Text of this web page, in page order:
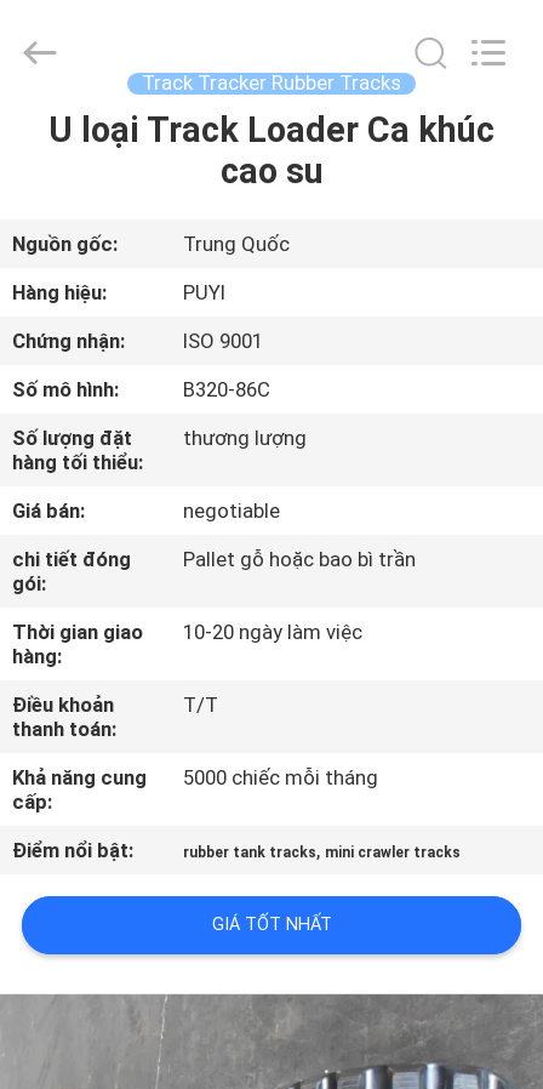
NHÀ
SẢN
PHẨM
CHÚNG
TÔI
THAM
QUAN
MÁY
KIỂM
SOÁT
CHẤT
LƯỢNG
LIÊN
HỆ
CHÚNG
TÔI
Industrial
Track Tracker Rubber Tracks
U loại Track Loader Ca khúc
cao su
Nguồn gốc:
Trung Quốc
Hàng hiệu:
PUYI
Chứng nhận:
ISO 9001
Số mô hình:
B320-86C
Số lượng đặt
hàng tối thiểu:
thương lượng
Giá bán:
negotiable
chi tiết đóng
gói:
Pallet gỗ hoặc bao bì trần
Thời gian giao
hàng:
10-20 ngày làm việc
Điều khoản
thanh toán:
T/T
Khả năng cung
cấp:
5000 chiếc mỗi tháng
Điểm nổi bật: rubber tank tracks, mini crawler tracks
GIÁ TỐT NHẤT